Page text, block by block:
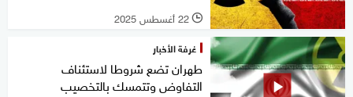
l 22 أغسطس 2025
غرفة الأخبار
طهران تضع شروطا لاستئناف
التفاوض وتتمسك بالتخصيب